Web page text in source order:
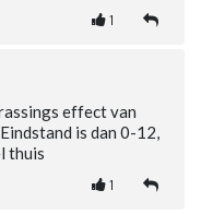
1
effect van
is dan 0-12,
thuis
1